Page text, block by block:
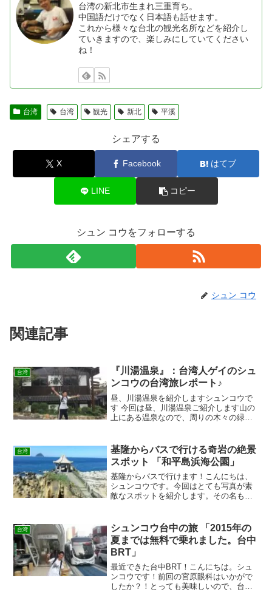
台湾の新北市生まれ三重育ち。
中国語だけでなく日本語も話せます。
これから様々な台北の観光名所などを紹介し
ていきますので、楽しみにしていてください
ね！
台湾 台湾 観光 新北 平溪
シェアする
X Facebook はてブ
LINE コピー
シュン コウをフォローする
シュン コウ
関連記事
台湾
『川湯温泉』：台湾人ゲイのシュ
ンコウの台湾旅レポート♪
昼、川湯温泉を紹介しますシュンコウで
す 今回は昼、川湯温泉ご紹介します山の
上にある温泉なので、周りの木々の緑が
の施設です先ずは食事です日本料理と台
湾料理アサリ炒め&サン...
台湾
基隆からバスで行ける奇岩の絶景
スポット 「和平島浜海公園」
基隆からバスで行けます！こんにちは、
シュンコウです。今回はとても写真が素
敵なスポットを紹介します。その名も
腐岩、千畳敷、獅子頭岩などは長時間の
海の浸食で出来たと言われて...
台湾
シュンコウ台中の旅 「2015年の
夏までは無料で乗れました。台中
BRT」
最近できた台中BRT！こんにちは。シュ
ンコウです！前回の宮原眼科はいかがで
したか？！とっても美味しいので、台中